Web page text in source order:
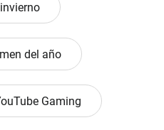
del año
Gaming